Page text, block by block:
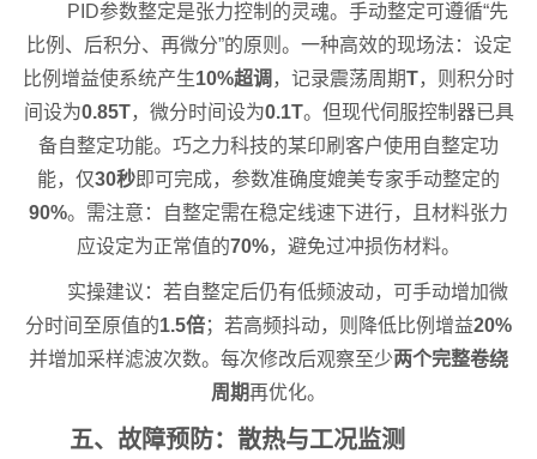
PID参数整定是张力控制的灵魂。手动整定可遵循“先
比例、后积分、再微分”的原则。一种高效的现场法：设定
比例增益使系统产生10%超调 ，记录震荡周期T，则积分时
间设为0.85T，微分时间设为0.1T。但现代伺服控制器已具
备自整定功能。巧之力科技的某印刷客户使用自整定功
能，仅30秒即可完成，参数准确度媲美专家手动整定的
90%。需注意：自整定需在稳定线速下进行，且材料张力
应设定为正常值的70%，避免过冲损伤材料。
实操建议：若自整定后仍有低频波动，可手动增加微
分时间至原值的1.5倍；若高频抖动，则降低比例增益20%
并增加采样滤波次数。每次修改后观察至少两个完整卷绕
周期再优化。
五、故障预防：散热与工况监测